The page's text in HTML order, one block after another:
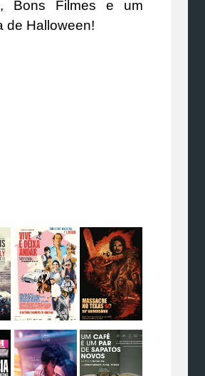
Bons Filmes e um
de Halloween!